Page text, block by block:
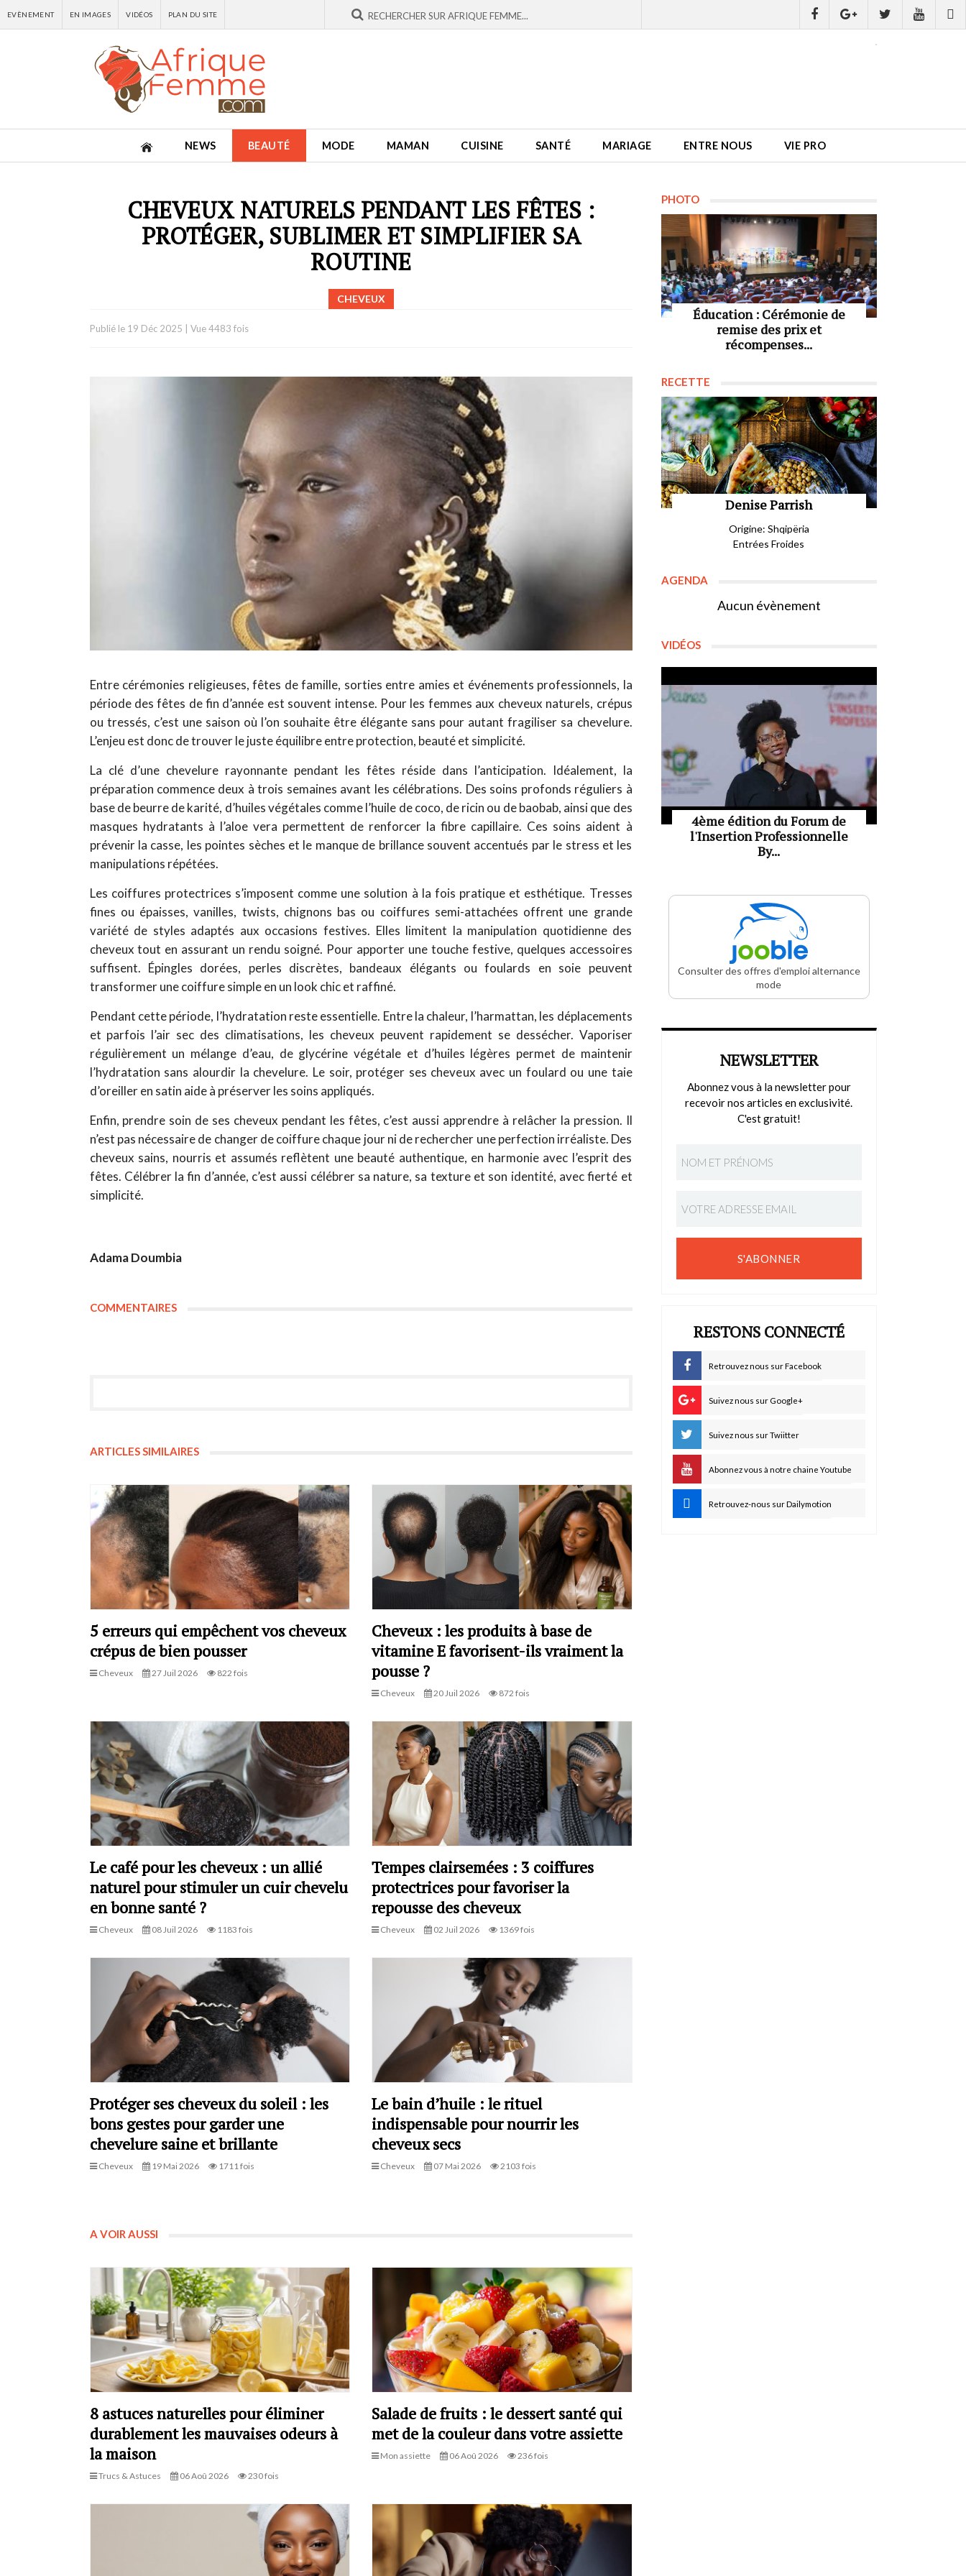
EVÈNEMENT EN IMAGES VIDÉOS PLAN DU SITE
NEWS BEAUTÉ MODE MAMAN CUISINE SANTÉ MARIAGE ENTRE NOUS VIE PRO
CHEVEUX NATURELS PENDANT LES FÊTES :
PROTÉGER, SUBLIMER ET SIMPLIFIER SA
ROUTINE
CHEVEUX
Publié le 19 Déc 2025 Vue 4483 fois
Entre cérémonies religieuses, fêtes de famille, sorties entre amies et événements professionnels, la
période des fêtes de fin d’année est souvent intense. Pour les femmes aux cheveux naturels, crépus
ou tressés, c’est une saison où l’on souhaite être élégante sans pour autant fragiliser sa chevelure.
L’enjeu est donc de trouver le juste équilibre entre protection, beauté et simplicité.
La clé d’une chevelure rayonnante pendant les fêtes réside dans l’anticipation. Idéalement, la
préparation commence deux à trois semaines avant les célébrations. Des soins profonds réguliers à
base de beurre de karité, d’huiles végétales comme l’huile de coco, de ricin ou de baobab, ainsi que des
masques hydratants à l’aloe vera permettent de renforcer la fibre capillaire. Ces soins aident à
prévenir la casse, les pointes sèches et le manque de brillance souvent accentués par le stress et les
manipulations répétées.
Les coiffures protectrices s’imposent comme une solution à la fois pratique et esthétique. Tresses
fines ou épaisses, vanilles, twists, chignons bas ou coiffures semi-attachées offrent une grande
variété de styles adaptés aux occasions festives. Elles limitent la manipulation quotidienne des
cheveux tout en assurant un rendu soigné. Pour apporter une touche festive, quelques accessoires
suffisent. Épingles dorées, perles discrètes, bandeaux élégants ou foulards en soie peuvent
transformer une coiffure simple en un look chic et raffiné.
Pendant cette période, l’hydratation reste essentielle. Entre la chaleur, l’harmattan, les déplacements
et parfois l’air sec des climatisations, les cheveux peuvent rapidement se dessécher. Vaporiser
régulièrement un mélange d’eau, de glycérine végétale et d’huiles légères permet de maintenir
l’hydratation sans alourdir la chevelure. Le soir, protéger ses cheveux avec un foulard ou une taie
d’oreiller en satin aide à préserver les soins appliqués.
Enfin, prendre soin de ses cheveux pendant les fêtes, c’est aussi apprendre à relâcher la pression. Il
n’est pas nécessaire de changer de coiffure chaque jour ni de rechercher une perfection irréaliste. Des
cheveux sains, nourris et assumés reflètent une beauté authentique, en harmonie avec l’esprit des
fêtes. Célébrer la fin d’année, c’est aussi célébrer sa nature, sa texture et son identité, avec fierté et
simplicité.
Adama Doumbia
COMMENTAIRES
ARTICLES SIMILAIRES
5 erreurs qui empêchent vos cheveux
crépus de bien pousser
Cheveux 27 Juil 2026 822 fois
Cheveux : les produits à base de
vitamine E favorisent-ils vraiment la
pousse ?
Cheveux 20 Juil 2026 872 fois
Le café pour les cheveux : un allié
naturel pour stimuler un cuir chevelu
en bonne santé ?
Cheveux 08 Juil 2026 1183 fois
Tempes clairsemées : 3 coiffures
protectrices pour favoriser la
repousse des cheveux
Cheveux 02 Juil 2026 1369 fois
Protéger ses cheveux du soleil : les
bons gestes pour garder une
chevelure saine et brillante
Cheveux 19 Mai 2026 1711 fois
Le bain d’huile : le rituel
indispensable pour nourrir les
cheveux secs
Cheveux 07 Mai 2026 2103 fois
A VOIR AUSSI
8 astuces naturelles pour éliminer
durablement les mauvaises odeurs à
la maison
Trucs & Astuces 06 Aoû 2026 230 fois
Salade de fruits : le dessert santé qui
met de la couleur dans votre assiette
Mon assiette 06 Aoû 2026 236 fois
PHOTO
Éducation : Cérémonie de
remise des prix et
récompenses...
RECETTE
Denise Parrish
Origine: Shqipëria
Entrées Froides
AGENDA
Aucun évènement
VIDÉOS
4ème édition du Forum de
l'Insertion Professionnelle
By...
Consulter des offres d'emploi alternance
mode
NEWSLETTER
Abonnez vous à la newsletter pour
recevoir nos articles en exclusivité.
C'est gratuit!
S'ABONNER
RESTONS CONNECTÉ
Retrouvez nous sur Facebook
Suivez nous sur Google+
Suivez nous sur Twiitter
Abonnez vous à notre chaine Youtube
Retrouvez-nous sur Dailymotion